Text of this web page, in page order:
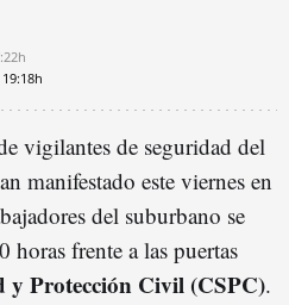
19:18h
vigilantes de seguridad del
manifestado este viernes en
del suburbano se
horas frente a las puertas
y Protección Civil (CSPC).